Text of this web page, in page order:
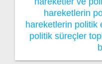
hareketlerin
hareketlerin politik
politik süreçler